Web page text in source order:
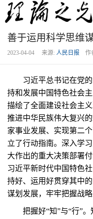
善于运用科学思维
2023-04-04 来源: 人民日报 作
习近平总书记在党的
持和发展中国特色社会
描绘了全面建设社会主
推进中华民族伟大复兴
家事业发展、实现第二
立了行动指南。深入学
大作出的重大决策部署
习近平新时代中国特色
持好、运用好贯穿其中
谋划发展，牢牢把握战
把握好“知”与“行”。